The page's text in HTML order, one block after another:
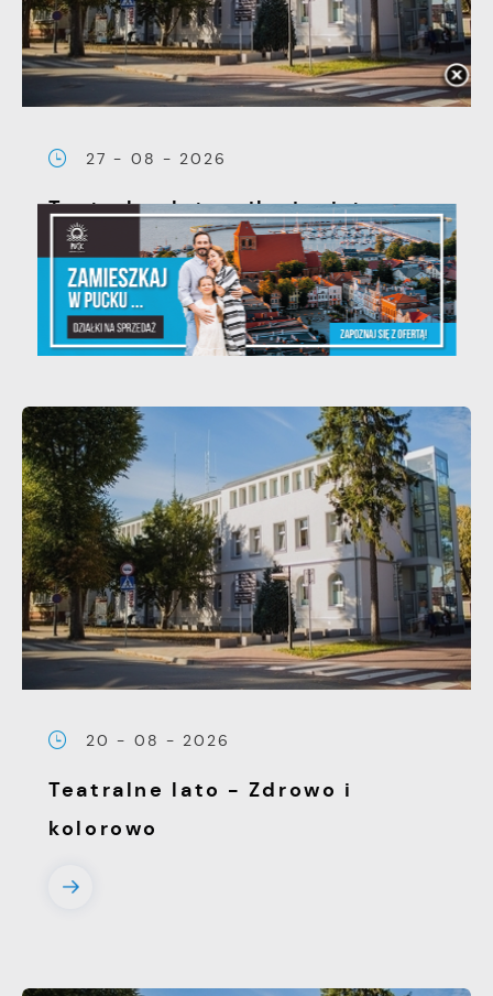
27 - 08 - 2026
Teatralne lato - iluzjonista
Rafał Reszke
20 - 08 - 2026
Teatralne lato - Zdrowo i
kolorowo